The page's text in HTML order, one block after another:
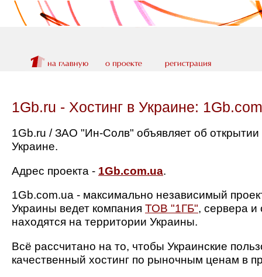
1Gb.ru - Хостинг в Украине:
1Gb.ru / ЗАО "Ин-Солв" объявляет об открытии
Украине.
Адрес проекта - 1Gb.com.ua.
1Gb.com.ua - максимально независимый
Украины ведет компания ТОВ "1ГБ", сервера и
находятся на территории Украины.
Всё рассчитано на то, чтобы Украинские
качественный хостинг по рыночным ценам в